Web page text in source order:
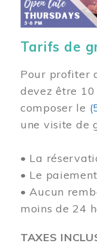
Tarifs de
Pour profiter
devez être
composer le
une visite de
• La
• Le
• Aucun
moins de 24
TAXES